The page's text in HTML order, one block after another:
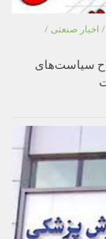
/ اخبار صنعتی /
سیاست‌های